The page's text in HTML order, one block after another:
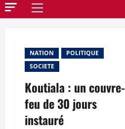
Menu
NATION
POLITIQUE
SOCIETE
Koutiala : un couvre-
feu de 30 jours
instauré